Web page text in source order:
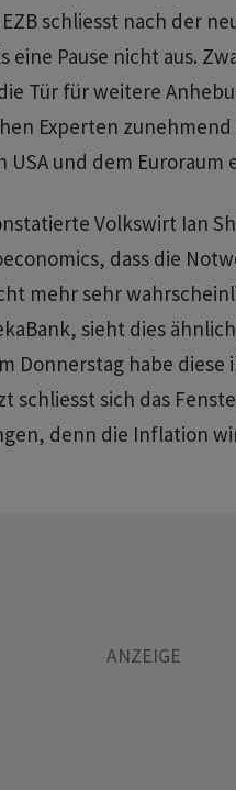
schliesst nach der
eine Pause nicht aus.
Tür für weitere
Experten zunehmend
USA und dem Euroraum
Volkswirt Ian
dass die
mehr sehr
sieht dies
Donnerstag habe diese
schliesst sich das
denn die Inflation